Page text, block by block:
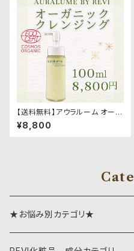
【送料無料】アウラルーム オーガ
ニック毛穴美容液のようなクレ
ンジング
¥8,800
★お悩み別カテゴリ★